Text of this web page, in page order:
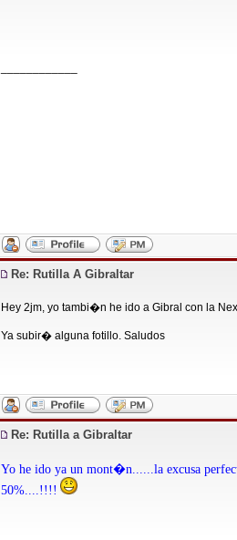
Re: Rutilla A Gibraltar
Hey 2jm, yo tambi�n he ido a Gibral con la
Ya subir� alguna fotillo. Saludos
Re: Rutilla a Gibraltar
Yo he ido ya un mont�n......la excusa
50%....!!!!